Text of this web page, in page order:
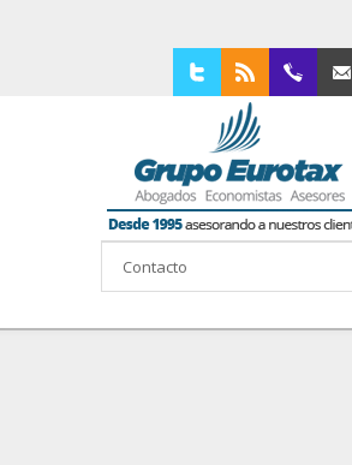
TwitterRSS